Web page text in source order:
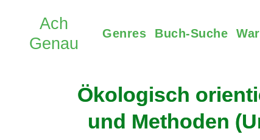
Genres Buch-Suche
Ökologisch
und Methoden